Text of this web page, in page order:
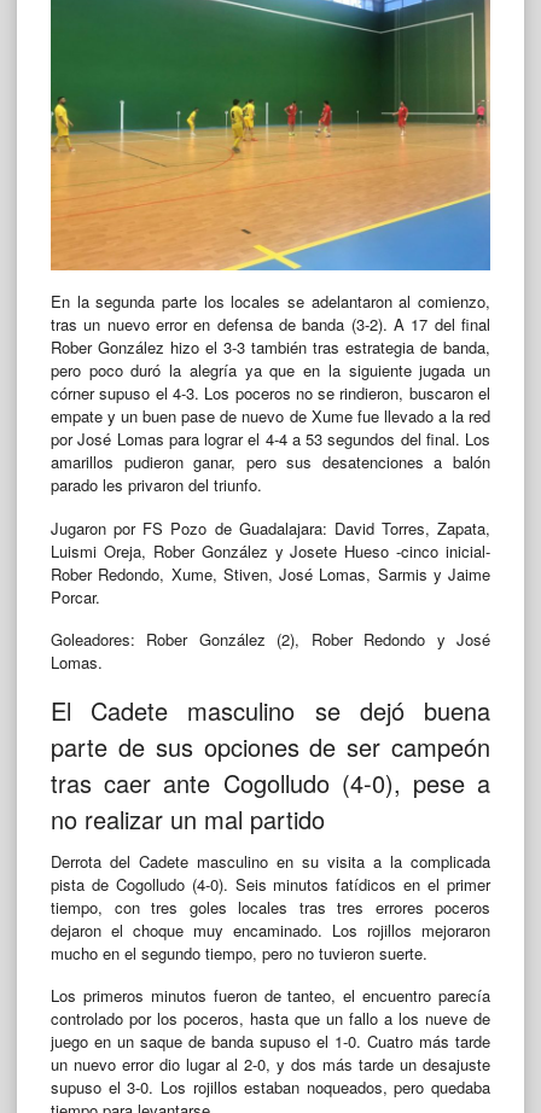
En la segunda parte los locales se adelantaron al comienzo,
tras un nuevo error en defensa de banda (3-2). A 17 del final
Rober González hizo el 3-3 también tras estrategia de banda,
pero poco duró la alegría ya que en la siguiente jugada un
córner supuso el 4-3. Los poceros no se rindieron, buscaron el
empate y un buen pase de nuevo de Xume fue llevado a la red
por José Lomas para lograr el 4-4 a 53 segundos del final. Los
amarillos pudieron ganar, pero sus desatenciones a balón
parado les privaron del triunfo.
Jugaron por FS Pozo de Guadalajara: David Torres, Zapata,
Luismi Oreja, Rober González y Josete Hueso -cinco inicial-
Rober Redondo, Xume, Stiven, José Lomas, Sarmis y Jaime
Porcar.
Goleadores: Rober González (2), Rober Redondo y José
Lomas.
El Cadete masculino se dejó buena
parte de sus opciones de ser campeón
tras caer ante Cogolludo (4-0), pese a
no realizar un mal partido
Derrota del Cadete masculino en su visita a la complicada
pista de Cogolludo (4-0). Seis minutos fatídicos en el primer
tiempo, con tres goles locales tras tres errores poceros
dejaron el choque muy encaminado. Los rojillos mejoraron
mucho en el segundo tiempo, pero no tuvieron suerte.
Los primeros minutos fueron de tanteo, el encuentro parecía
controlado por los poceros, hasta que un fallo a los nueve de
juego en un saque de banda supuso el 1-0. Cuatro más tarde
un nuevo error dio lugar al 2-0, y dos más tarde un desajuste
supuso el 3-0. Los rojillos estaban noqueados, pero quedaba